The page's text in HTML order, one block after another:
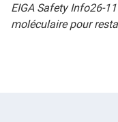
EIGA Safety Info26-
moléculaire pour